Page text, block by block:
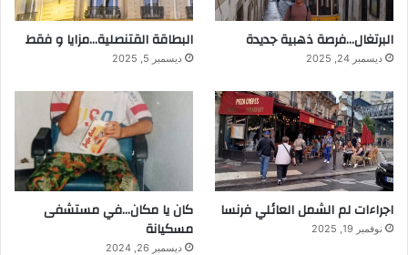
البرتغال…فرصة ذهبية جديدة
ديسمبر 24, 2025
البطاقة القتنصلية…مزايا و فقط
ديسمبر 5, 2025
اجراءات لم الشمل العائلي فرنسا
نوفمبر 19, 2025
كان يا مكان…في مستشفى
مسكيانة
ديسمبر 26, 2024